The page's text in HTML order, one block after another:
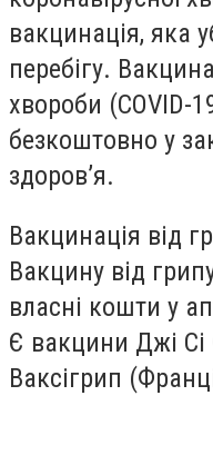
вакцинація, яка
перебігу.
хвороби (COVID-
безкоштовно у
здоров’я.
Вакцинація від
Вакцину від
власні кошти у
Є вакцини Джі
Ваксігрип